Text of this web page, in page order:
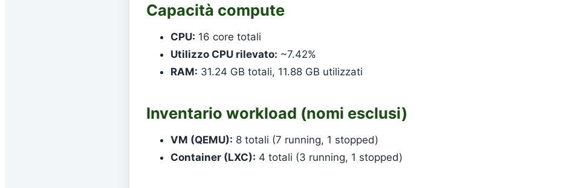
Capacità compute
CPU: 16 core totali
Utilizzo CPU rilevato: ~7.42%
RAM: 31.24 GB totali, 11.88 GB utilizzati
Inventario workload (nomi esclusi)
VM (QEMU): 8 totali (7 running, 1 stopped)
Container (LXC): 4 totali (3 running, 1 stopped)